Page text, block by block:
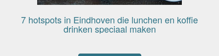
7 hotspots in Eindhoven die lunchen en koffie
drinken speciaal maken